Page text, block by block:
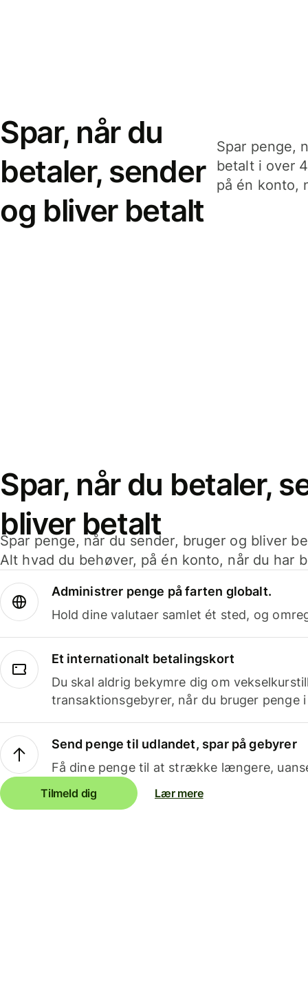
Spar, når du
betaler, sender
og bliver betalt
Spar penge,
betalt i over
på én konto,
Spar, når du betaler,
bliver betalt
Spar penge, når du sender, bruger og bliver
Alt hvad du behøver, på én konto, når du har
Administrer penge på farten globalt.
Hold dine valutaer samlet ét sted, og
Et internationalt betalingskort
Du skal aldrig bekymre dig om
transaktionsgebyrer, når du bruger penge
Send penge til udlandet, spar på gebyrer
Få dine penge til at strække længere,
Tilmeld dig Lær mere